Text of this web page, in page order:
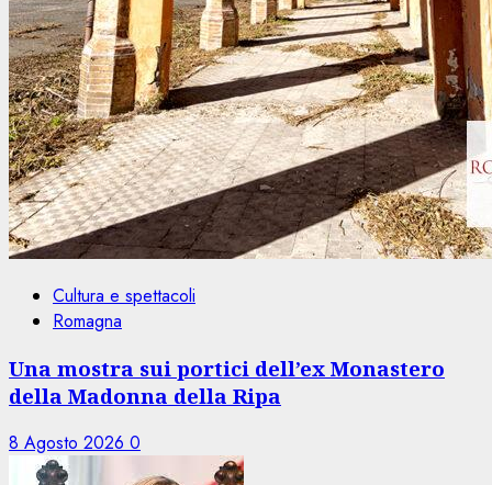
Cultura e spettacoli
Romagna
Una mostra sui portici dell’ex Monastero
della Madonna della Ripa
8 Agosto 2026 0